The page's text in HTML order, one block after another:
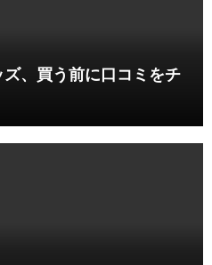
、買う前に口コミをチ